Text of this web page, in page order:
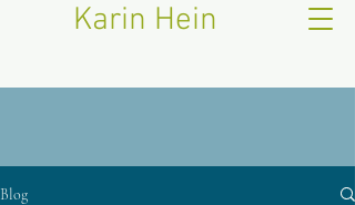
Karin Hein
Blog